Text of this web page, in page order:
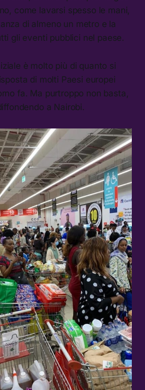
come lavarsi spesso le mani,
di almeno un metro e la
gli eventi pubblici nel paese.
è molto più di quanto si
di molti Paesi europei
fa. Ma purtroppo non basta,
a Nairobi.